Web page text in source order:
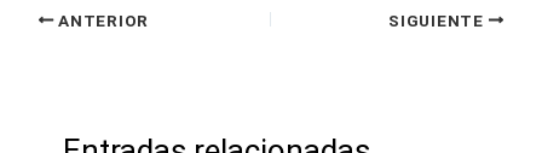
ANTERIOR SIGUIENTE